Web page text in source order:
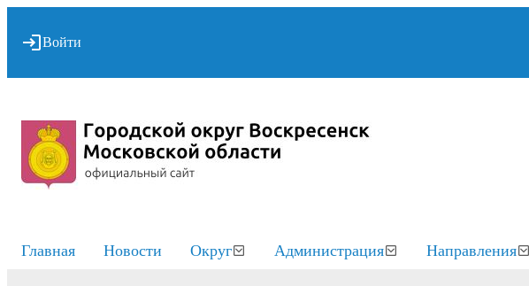
Войти
Главная Новости Округ Администрация Направления